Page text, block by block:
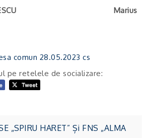
Marius
comun 28.05.2023 cs
pe retelele de socializare:
„SPIRU HARET” Și FNS „ALMA